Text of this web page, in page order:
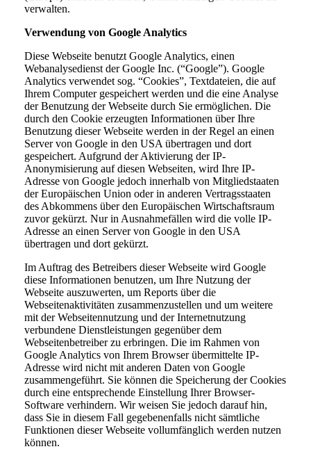
verwalten.
Verwendung von Google Analytics
Diese Webseite benutzt Google Analytics, einen
Webanalysedienst der Google Inc. (“Google”). Google
Analytics verwendet sog. “Cookies”, Textdateien, die auf
Ihrem Computer gespeichert werden und die eine Analyse
der Benutzung der Webseite durch Sie ermöglichen. Die
durch den Cookie erzeugten Informationen über Ihre
Benutzung dieser Webseite werden in der Regel an einen
Server von Google in den USA übertragen und dort
gespeichert. Aufgrund der Aktivierung der IP-
Anonymisierung auf diesen Webseiten, wird Ihre IP-
Adresse von Google jedoch innerhalb von Mitgliedstaaten
der Europäischen Union oder in anderen Vertragsstaaten
des Abkommens über den Europäischen Wirtschaftsraum
zuvor gekürzt. Nur in Ausnahmefällen wird die volle IP-
Adresse an einen Server von Google in den USA
übertragen und dort gekürzt.
Im Auftrag des Betreibers dieser Webseite wird Google
diese Informationen benutzen, um Ihre Nutzung der
Webseite auszuwerten, um Reports über die
Webseitenaktivitäten zusammenzustellen und um weitere
mit der Webseitennutzung und der Internetnutzung
verbundene Dienstleistungen gegenüber dem
Webseitenbetreiber zu erbringen. Die im Rahmen von
Google Analytics von Ihrem Browser übermittelte IP-
Adresse wird nicht mit anderen Daten von Google
zusammengeführt. Sie können die Speicherung der Cookies
durch eine entsprechende Einstellung Ihrer Browser-
Software verhindern. Wir weisen Sie jedoch darauf hin,
dass Sie in diesem Fall gegebenenfalls nicht sämtliche
Funktionen dieser Webseite vollumfänglich werden nutzen
können.